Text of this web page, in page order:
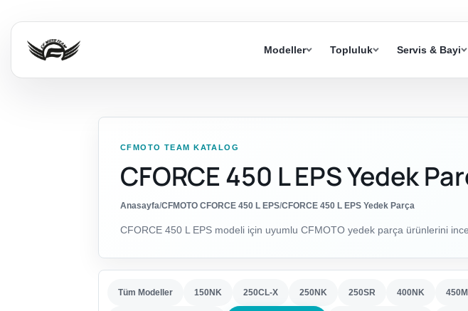
Modeller Topluluk Servis & Bayi
CFMOTO TEAM KATALOG
CFORCE 450 L EPS Yedek
Anasayfa/CFMOTO CFORCE 450 L EPS/CFORCE 450 L EPS Yedek Parça
CFORCE 450 L EPS modeli için uyumlu CFMOTO yedek parça ürünlerini
Tüm Modeller 150NK 250CL-X 250NK 250SR 400NK